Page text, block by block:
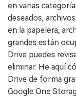
en varias
deseados,
en la papelera,
grandes están
Drive puedes
eliminar. He aquí
Drive de forma
Google One